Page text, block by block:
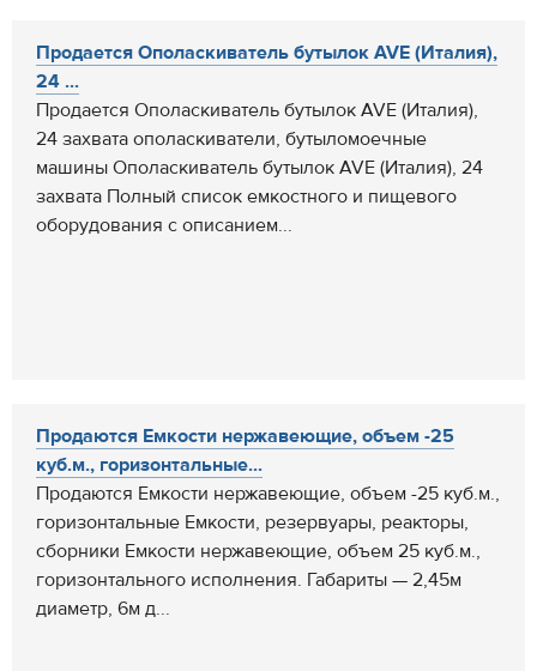
Продается Ополаскиватель бутылок AVE (Италия),
24 ...
Продается Ополаскиватель бутылок AVE (Италия),
24 захвата ополаскиватели, бутыломоечные
машины Ополаскиватель бутылок AVE (Италия), 24
захвата Полный список емкостного и пищевого
оборудования с описанием...
Продаются Емкости нержавеющие, объем -25
куб.м., горизонтальные...
Продаются Емкости нержавеющие, объем -25 куб.м.,
горизонтальные Емкости, резервуары, реакторы,
сборники Емкости нержавеющие, объем 25 куб.м.,
горизонтального исполнения. Габариты — 2,45м
диаметр, 6м д...